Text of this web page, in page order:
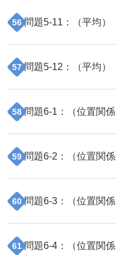
56 問題5-11 ：（平均）
57 問題5-12 ：（平均）
58 問題6-1 ：（位置関係
59 問題6-2 ：（位置関係
60 問題6-3 ：（位置関係
61 問題6-4 ：（位置関係